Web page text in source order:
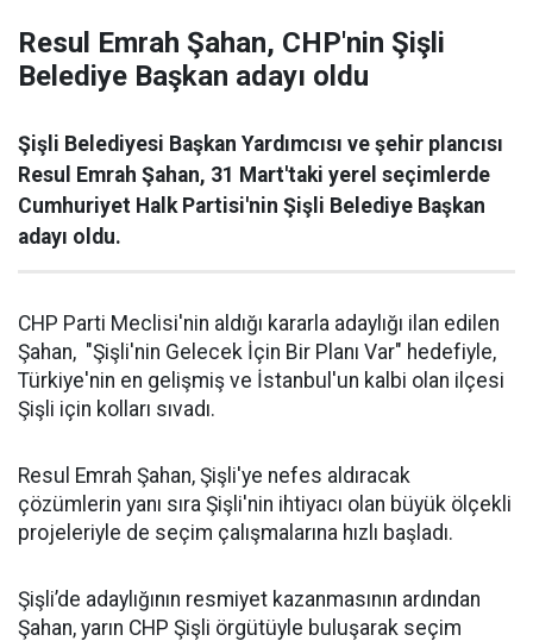
Resul Emrah Şahan, CHP'nin Şişli
Belediye Başkan adayı oldu
Şişli Belediyesi Başkan Yardımcısı ve şehir plancısı
Resul Emrah Şahan, 31 Mart'taki yerel seçimlerde
Cumhuriyet Halk Partisi'nin Şişli Belediye Başkan
adayı oldu.
CHP Parti Meclisi'nin aldığı kararla adaylığı ilan edilen
Şahan, "Şişli'nin Gelecek İçin Bir Planı Var" hedefiyle,
Türkiye'nin en gelişmiş ve İstanbul'un kalbi olan ilçesi
Şişli için kolları sıvadı.
Resul Emrah Şahan, Şişli'ye nefes aldıracak
çözümlerin yanı sıra Şişli'nin ihtiyacı olan büyük ölçekli
projeleriyle de seçim çalışmalarına hızlı başladı.
Şişli’de adaylığının resmiyet kazanmasının ardından
Şahan, yarın CHP Şişli örgütüyle buluşarak seçim